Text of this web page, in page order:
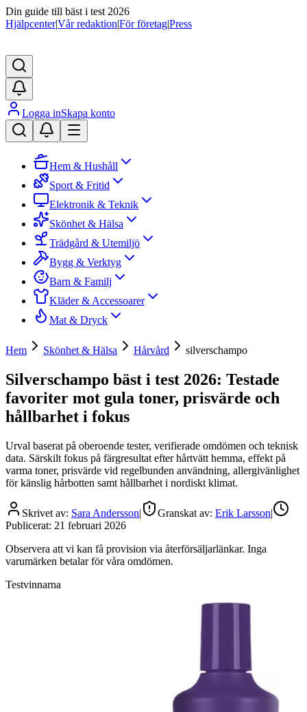
Din guide till bäst i test 2026
Hjälpcenter|Vår redaktion|För företag|Press
Logga inSkapa konto
Hem & Hushåll
Sport & Fritid
Elektronik & Teknik
Skönhet & Hälsa
Trädgård & Utemiljö
Bygg & Verktyg
Barn & Familj
Kläder & Accessoarer
Mat & Dryck
Hem Skönhet & Hälsa Hårvård silverschampo
Silverschampo bäst i test 2026: Testade
favoriter mot gula toner, prisvärde och
hållbarhet i fokus
Urval baserat på oberoende tester, verifierade omdömen och teknisk
data. Särskilt fokus på färgresultat efter hårtvätt hemma, effekt på
varma toner, prisvärde vid regelbunden användning, allergivänlighet
för känslig hårbotten samt hållbarhet i nordiskt klimat.
Skrivet av: Sara Andersson| Granskat av: Erik Larsson|
Publicerat: 21 februari 2026
Observera att vi kan få provision via återförsäljarlänkar. Inga
varumärken betalar för våra omdömen.
Testvinnarna